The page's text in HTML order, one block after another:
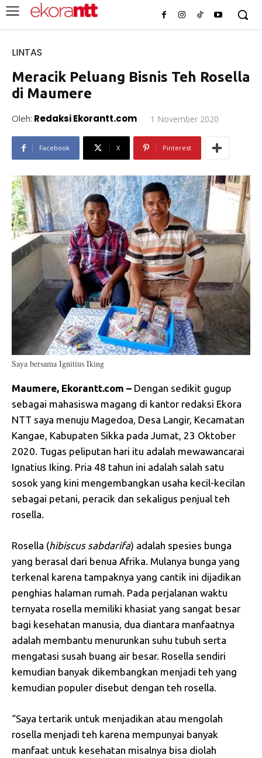
LINTAS
Meracik Peluang Bisnis Teh Rosella
di Maumere
Oleh: Redaksi Ekorantt.com 1 November 2020
Facebook X Pinterest
Saya bersama Ignitius Iking
Maumere, Ekorantt.com – Dengan sedikit gugup
sebagai mahasiswa magang di kantor redaksi Ekora
NTT saya menuju Magedoa, Desa Langir, Kecamatan
Kangae, Kabupaten Sikka pada Jumat, 23 Oktober
2020. Tugas peliputan hari itu adalah mewawancarai
Ignatius Iking. Pria 48 tahun ini adalah salah satu
sosok yang kini mengembangkan usaha kecil-kecilan
sebagai petani, peracik dan sekaligus penjual teh
rosella.
Rosella (hibiscus sabdarifa) adalah spesies bunga
yang berasal dari benua Afrika. Mulanya bunga yang
terkenal karena tampaknya yang cantik ini dijadikan
penghias halaman rumah. Pada perjalanan waktu
ternyata rosella memiliki khasiat yang sangat besar
bagi kesehatan manusia, dua diantara manfaatnya
adalah membantu menurunkan suhu tubuh serta
mengatasi susah buang air besar. Rosella sendiri
kemudian banyak dikembangkan menjadi teh yang
kemudian populer disebut dengan teh rosella.
“Saya tertarik untuk menjadikan atau mengolah
rosella menjadi teh karena mempunyai banyak
manfaat untuk kesehatan misalnya bisa diolah